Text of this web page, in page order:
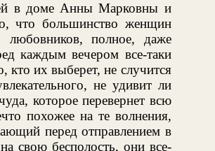
в доме Анны Марковны и
что большинство женщин
полное, даже
каждым вечером все-таки
кто их выберет, не случится
не удивит ли
которое перевернет всю
похожее на те волнения,
перед отправлением в
свою бесполость, они все-